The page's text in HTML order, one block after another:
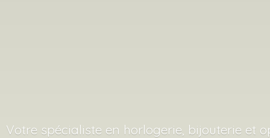
Votre spécialiste en horlogerie, bijouterie et